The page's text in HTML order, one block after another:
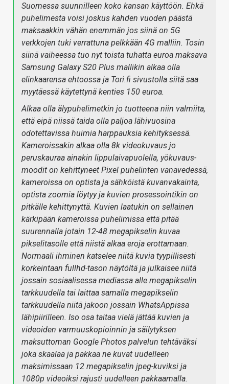
Suomessa suunnilleen koko kansan käyttöön. Ehkä
puhelimesta voisi joskus kahden vuoden päästä
maksaakkin vähän enemmän jos siinä on 5G
verkkojen tuki verrattuna pelkkään 4G malliin. Tosin
siinä vaiheessa tuo nyt toista tuhatta euroa maksava
Samsung Galaxy S20 Plus mallikin alkaa olla
elinkaarensa ehtoossa ja Tori.fi sivustolla siitä saa
myytäessä käytettynä kenties 150 euroa.
Alkaa olla älypuhelimetkin jo tuotteena niin valmiita,
että eipä niissä taida olla paljoa lähivuosina
odotettavissa huimia harppauksia kehityksessä.
Kameroissakin alkaa olla 8k videokuvaus jo
peruskauraa ainakin lippulaivapuolella, yökuvaus-
moodit on kehittyneet Pixel puhelinten vanavedessä,
kameroissa on optista ja sähköistä kuvanvakainta,
optista zoomia löytyy ja kuvien prosessointikin on
pitkälle kehittynyttä. Kuvien laatukin on sellainen
kärkipään kameroissa puhelimissa että pitää
suurennalla jotain 12-48 megapikselin kuvaa
pikselitasolle että niistä alkaa eroja erottamaan.
Normaali ihminen katselee niitä kuvia tyypillisesti
korkeintaan fullhd-tason näytöltä ja julkaisee niitä
jossain sosiaalisessa mediassa alle megapikselin
tarkkuudella tai laittaa samalla megapikselin
tarkkuudella niitä jakoon jossain WhatsAppissa
lähipiirilleen. Iso osa taitaa vielä jättää kuvien ja
videoiden varmuuskopioinnin ja säilytyksen
maksuttoman Google Photos palvelun tehtäväksi
joka skaalaa ja pakkaa ne kuvat uudelleen
maksimissaan 12 megapikselin jpeg-kuviksi ja
1080p videoiksi rajusti uudelleen pakkaamalla.